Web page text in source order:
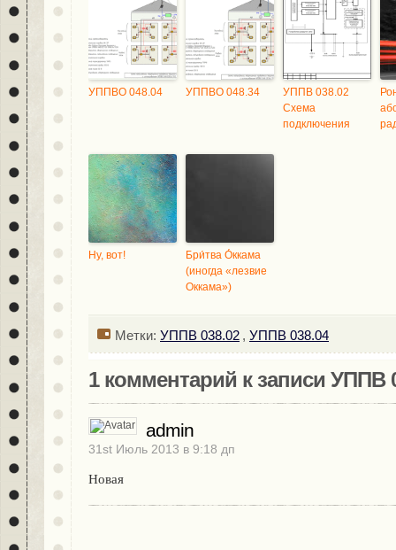
УППВО 048.04 УППВО 048.34
УППВ 038.02
Схема
подключения
Ну, вот!
Бри́тва О́ккама
(иногда «лезвие
Оккама»)
Метки: УППВ 038.02 , УППВ 038.04
1 комментарий к записи УППВ
admin
31st Июль 2013 в 9:18 дп
Новая